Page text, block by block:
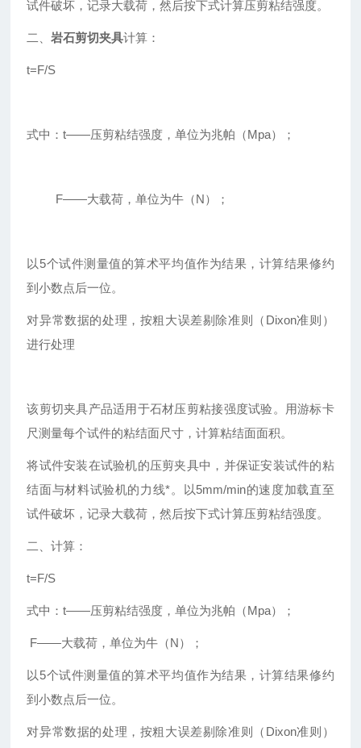
试件破坏，记录大载荷，然后按下式计算压剪粘结强度。
二、岩石剪切夹具计算：
t=F/S
式中：t——压剪粘结强度，单位为兆帕（Mpa）；
F——大载荷，单位为牛（N）；
以5个试件测量值的算术平均值作为结果，计算结果修约
到小数点后一位。
对异常数据的处理，按粗大误差剔除准则（Dixon准则）
进行处理
该剪切夹具产品适用于石材压剪粘接强度试验。用游标卡
尺测量每个试件的粘结面尺寸，计算粘结面面积。
将试件安装在试验机的压剪夹具中，并保证安装试件的粘
结面与材料试验机的力线*。
以5mm/min的速度加载直至
试件破坏，记录大载荷，然后按下式计算压剪粘结强度。
二、计算：
t=F/S
式中：t——压剪粘结强度，单位为兆帕（Mpa）；
F——大载荷，单位为牛（N）；
以5个试件测量值的算术平均值作为结果，计算结果修约
到小数点后一位。
对异常数据的处理，按粗大误差剔除准则（Dixon准则）